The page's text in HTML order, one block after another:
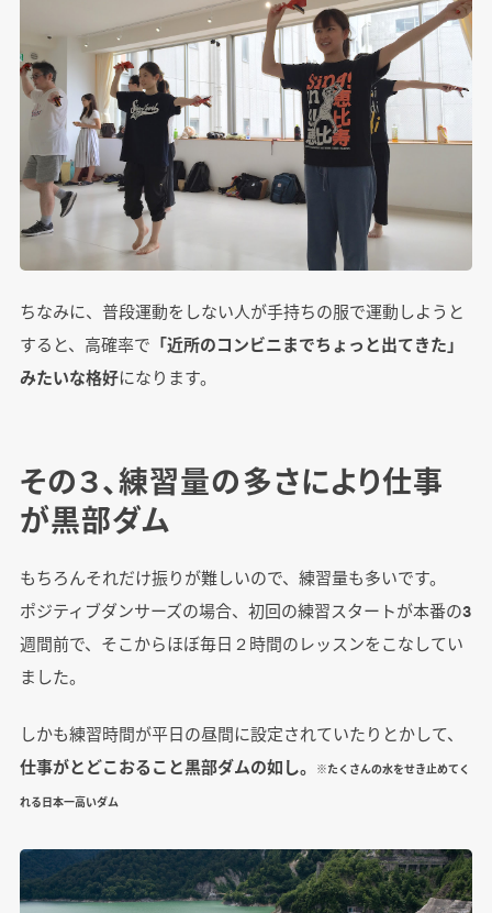
ちなみに、普段運動をしない人が手持ちの服で運動しようと
すると、高確率で 「近所のコンビニまでちょっと出てきた」
みたいな格好になります。
その３、練習量の多さにより仕事
が黒部ダム
もちろんそれだけ振りが難しいので、練習量も多いです。
ポジティブダンサーズの場合、初回の練習スタートが本番の3
週間前で、そこからほぼ毎日２時間のレッスンをこなしてい
ました。
しかも練習時間が平日の昼間に設定されていたりとかして、
仕事がとどこおること黒部ダムの如し。
※たくさんの水をせき止めてく
れる日本一高いダム